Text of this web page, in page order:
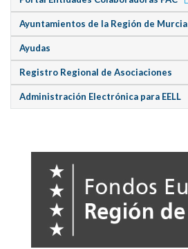
Ayuntamientos de la Región de Murcia
Ayudas
Registro Regional de Asociaciones
Administración Electrónica para EELL